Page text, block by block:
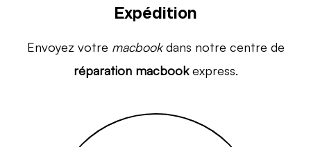
Expédition
Envoyez votre macbookdans notre centre de
réparation macbookexpress.